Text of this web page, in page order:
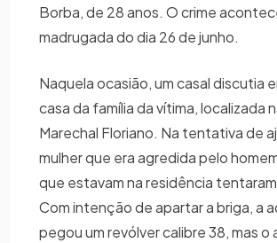
Borba, de 28 anos. O crime
madrugada do dia 26 de junho.
Naquela ocasião, um casal discutia
casa da família da vítima, localizada
Marechal Floriano. Na tentativa de
mulher que era agredida pelo
que estavam na residência
Com intenção de apartar a briga, a
pegou um revólver calibre 38, mas o